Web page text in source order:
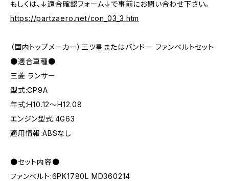
もしくは、↓適合確認フォーム↓で事前にお問い合わせ下さい。
https://partzaero.net/con_03_3.htm
（国内トップメーカー）三ツ星またはバンドー ファンベルトセット
●適合車種●
三菱 ランサー
型式:CP9A
年式:H10.12～H12.08
エンジン型式:4G63
適用情報:ABSなし
●セット内容●
ファンベルト:6PK1780L MD360214